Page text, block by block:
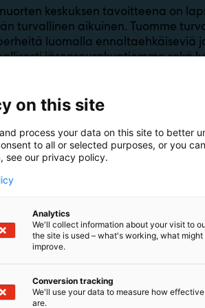
keskuksen tavoitteena on
turvallinen aikuinen. Tuomme
luomalla ennaltaehkäiseviä
jäsenseurakuntiemme sekä
on this site
process your data on this site to better
to all or selected purposes, or you
see our privacy policy.
Analytics
We'll collect information about your visit to
the site is used – what's working, what
improve.
Conversion tracking
We'll use your data to measure how
are.